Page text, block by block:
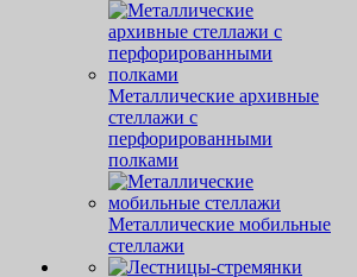
Металлические архивные
стеллажи с
перфорированными
полками
Металлические мобильные
стеллажи